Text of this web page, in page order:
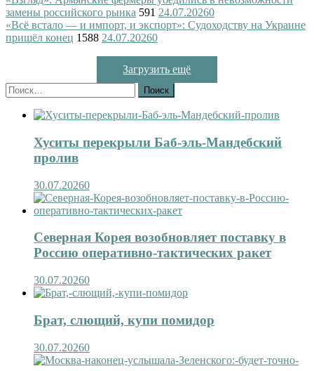
замены российского рынка 591 24.07.20260
«Всё встало — и импорт, и экспорт»: Судоходству на Украине
пришёл конец 1588 24.07.20260
Загрузить ещё
Найти:
Хуситы перекрыли Баб-эль-Мандебский
пролив
30.07.20260
Северная Корея возобновляет поставку в
Россию оперативно-тактических ракет
30.07.20260
Брат, слющий, купи помидор
30.07.20260